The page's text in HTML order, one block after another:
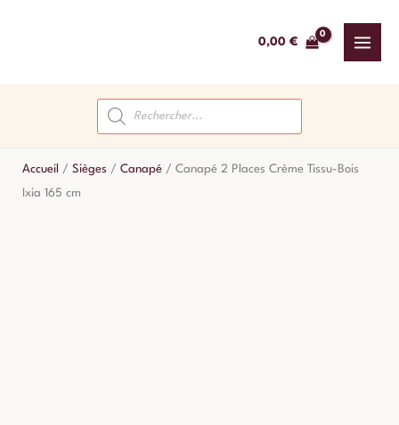
0,00 €
Recherche
de
produits
Accueil / Sièges / Canapé / Canapé 2 Places Crème Tissu-Bois
Ixia 165 cm